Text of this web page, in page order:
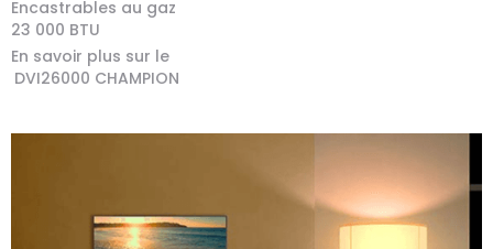
Encastrables au gaz
23 000 BTU
En savoir plus sur le
DVI26000 CHAMPION